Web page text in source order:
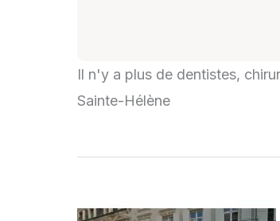
Il n'y a plus de dentistes,
Sainte-Hélène